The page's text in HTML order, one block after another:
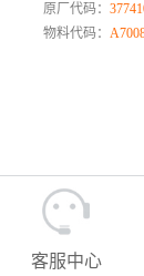
原厂代码：
物料代码：
客服中心